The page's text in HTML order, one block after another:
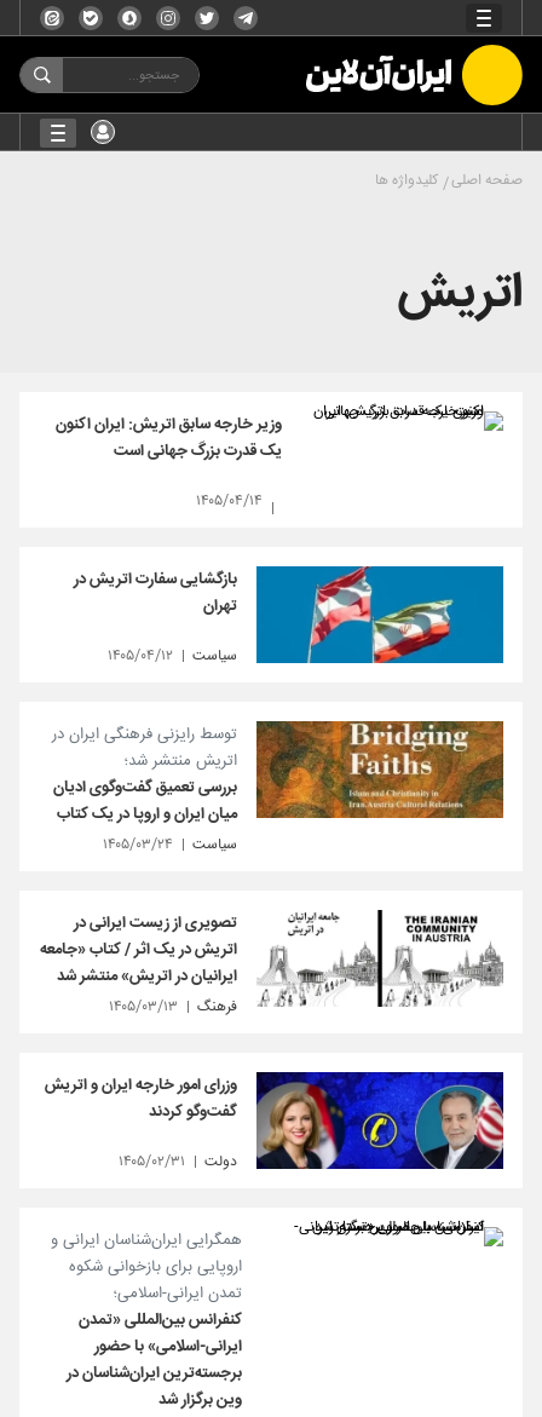
صفحه اصلی کلیدواژه ها
اتریش
وزیر خارجه سابق اتریش: ایران اکنون
یک قدرت بزرگ جهانی است
۱۴۰۵/۰۴/۱۴
بازگشایی سفارت اتریش در
تهران
سیاست ۱۴۰۵/۰۴/۱۲
توسط رایزنی فرهنگی ایران در
اتریش منتشر شد؛
بررسی تعمیق گفت‌وگوی ادیان
میان ایران و اروپا در یک کتاب
سیاست ۱۴۰۵/۰۳/۲۴
تصویری از زیست ایرانی در
اتریش در یک اثر / کتاب «جامعه
ایرانیان در اتریش» منتشر شد
فرهنگ ۱۴۰۵/۰۳/۱۳
وزرای امور خارجه ایران و اتریش
گفت‌وگو کردند
دولت ۱۴۰۵/۰۲/۳۱
همگرایی ایران‌شناسان ایرانی و
اروپایی برای بازخوانی شکوه
تمدن ایرانی-اسلامی؛
کنفرانس بین‌المللی «تمدن
ایرانی-اسلامی» با حضور
برجسته‌ترین ایران‌شناسان در
وین برگزار شد